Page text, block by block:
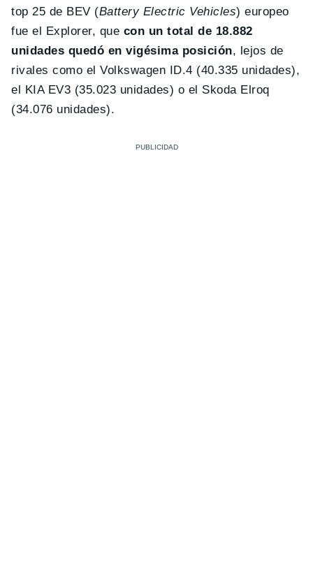
top 25 de BEV (Battery Electric Vehicles) europeo
fue el Explorer, que con un total de 18.882
unidades quedó en vigésima posición, lejos de
rivales como el Volkswagen ID.4 (40.335 unidades),
el KIA EV3 (35.023 unidades) o el Skoda Elroq
(34.076 unidades).